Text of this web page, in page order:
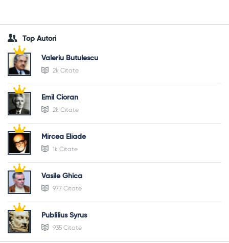
Top Autori
Valeriu Butulescu
2k Citate
Emil Cioran
2k Citate
Mircea Eliade
1k Citate
Vasile Ghica
977 Citate
Publilius Syrus
935 Citate